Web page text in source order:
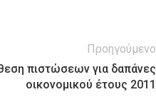
Προηγούμενο
πιστώσεων για δαπάνες
οικονομικού έτους 2011